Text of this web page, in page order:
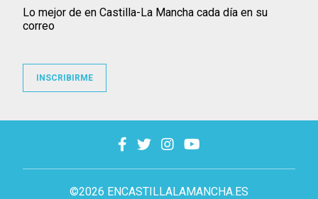
©2026 ENCASTILLALAMANCHA.ES
Lo mejor de en Castilla-La Mancha cada día en su
correo
INSCRIBIRME